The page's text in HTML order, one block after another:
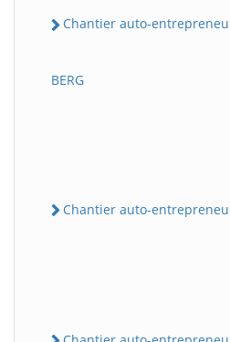
Chantier auto-entrepreneur
BERG
Chantier auto-